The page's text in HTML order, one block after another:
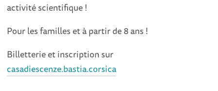
activité scientifique !
Pour les familles et à partir de 8 ans !
Billetterie et inscription sur
casadiescenze.bastia.corsica